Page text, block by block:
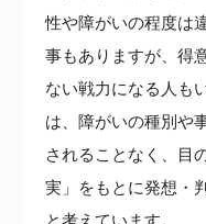
性や障がいの程度は
事もありますが、得
ない戦力になる人も
は、障がいの種別や
されることなく、目
実」をもとに発想・
と考えています。